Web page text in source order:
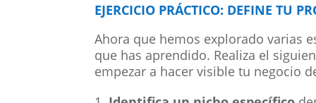
EJERCICIO PRÁCTICO: DEFINE TU
Ahora que hemos explorado varias
que has aprendido. Realiza el
empezar a hacer visible tu negocio